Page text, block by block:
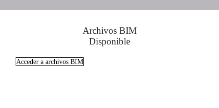
Archivos BIM
Disponible
Acceder a archivos BIM